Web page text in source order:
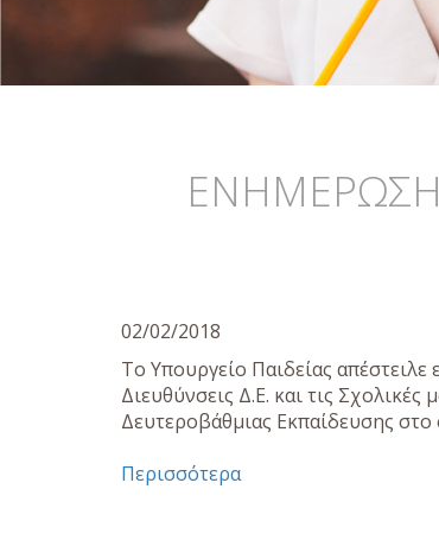
ΕΝΗΜΕΡΩΣΗ
02/02/2018
Το Υπουργείο Παιδείας
Διευθύνσεις Δ.Ε. και τις
Δευτεροβάθμιας Εκπαίδευσης
Περισσότερα